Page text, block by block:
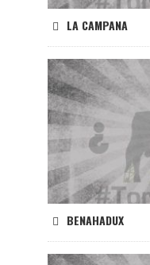
LA CAMPANA
BENAHADUX